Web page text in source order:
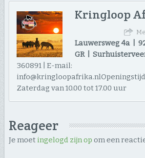
Kringloop
Lauwersweg 4a |
GR |
360891 | E-mail:
Zaterdag van 10.00 tot 17.00 uur
Reageer
Je moet ingelogd zijn op om een